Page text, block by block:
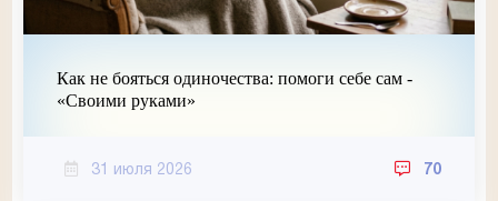
Как не бояться одиночества: помоги себе сам -
«Своими руками»
31 июля 2026 70